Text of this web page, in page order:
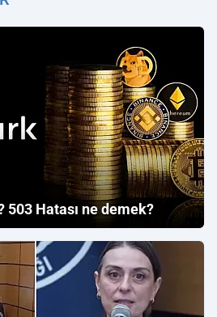
503 Hatası ne demek?